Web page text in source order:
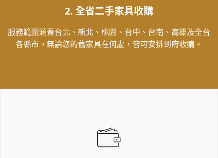
2. 全省二手家具收購
服務範圍涵蓋台北、新北、桃園、台中、台南、高雄及全台
各縣市。無論您的舊家具在何處，皆可安排到府收購。